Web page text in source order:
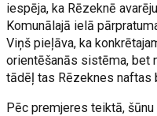
iespēja, ka Rēzeknē
Komunālajā ielā
Viņš pieļāva, ka
orientēšanās sistēma, bet
tādēļ tas Rēzeknes naftas
Pēc premjeres teiktā,